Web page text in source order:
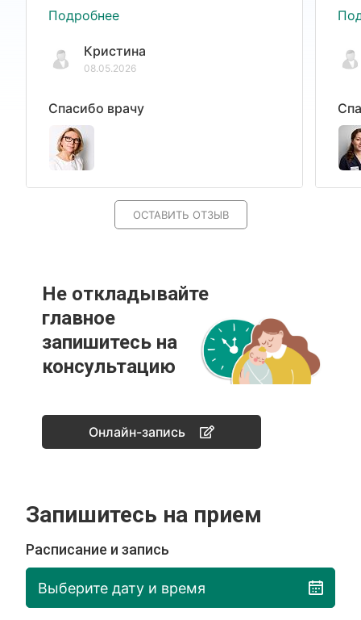
Подробнее
Кристина
08.05.2026
Спасибо врачу
ОСТАВИТЬ ОТЗЫВ
Не откладывайте
главное
запишитесь на
консультацию
Онлайн-запись
Запишитесь на прием
Расписание и запись
Выберите дату и время